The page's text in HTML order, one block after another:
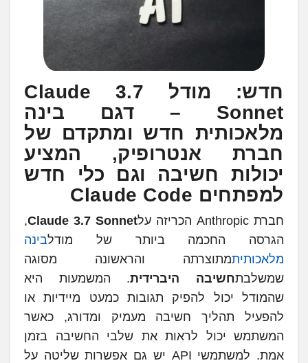
חדש: מודל Claude 3.7
Sonnet – דגם בינה
מלאכותית חדש ומתקדם של
חברת אנטרופיק, המציע
יכולות חשיבה וגם כלי חדש
למפתחים Claude Code
חברת Anthropic הכריזה על Claude 3.7 Sonnet
,
הגרסה החכמה ביותר של מודלבינה
מלאכותיתמתוצרתה והראשונה מסוגה
שמשלבתחשיבה היברידית. המשמעות היא
שהמודל יכול להפיק תגובות כמעט מיידיות או
להפעיל תהליך חשיבה מעמיק ומדורג, כאשר
המשתמש יכול לראות את שלבי החשיבה בזמן
אמת. למשתמשי API יש גם אפשרות שליטה על